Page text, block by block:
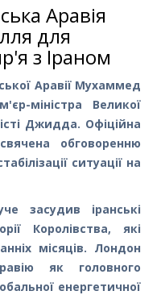
Аравія
для
з Іраном
Аравії Мухаммед
міністра Великої
Джидда. Офіційна
обговоренню
ситуації на
засудив іранські
Королівства, які
місяців. Лондон
як головного
енергетичної